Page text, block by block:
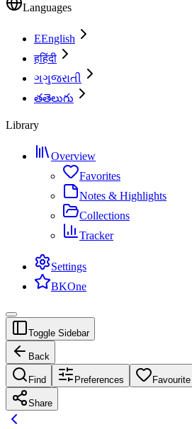
Languages
EEnglish
हहिंदी
ગગુજરાતી
తతెలుగు
Library
Overview
Favorites
Notes & Highlights
Collections
Tracker
Settings
BKOne
Toggle Sidebar
Back
Find Preferences Favourite
Share